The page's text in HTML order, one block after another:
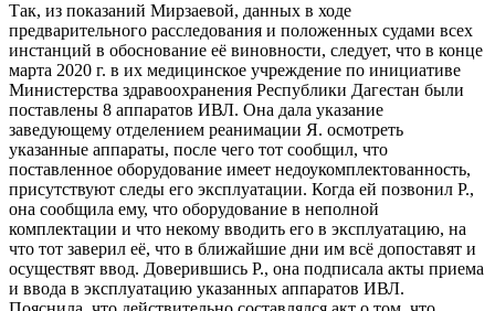
Так, из показаний Мирзаевой, данных в ходе
предварительного расследования и положенных судами всех
инстанций в обоснование её виновности, следует, что в конце
марта 2020 г. в их медицинское учреждение по инициативе
Министерства здравоохранения Республики Дагестан были
поставлены 8 аппаратов ИВЛ. Она дала указание
заведующему отделением реанимации Я. осмотреть
указанные аппараты, после чего тот сообщил, что
поставленное оборудование имеет недоукомплектованность,
присутствуют следы его эксплуатации. Когда ей позвонил Р.,
она сообщила ему, что оборудование в неполной
комплектации и что некому вводить его в эксплуатацию, на
что тот заверил её, что в ближайшие дни им всё допоставят и
осуществят ввод. Доверившись Р., она подписала акты приема
и ввода в эксплуатацию указанных аппаратов ИВЛ.